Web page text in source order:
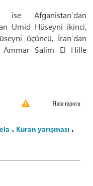
Afganistan’dan
Umid Hüseyni ikinci,
üçüncü, İran’dan
Ammar Salim El Hille
Hata raporu
، Kuran yarışması ،